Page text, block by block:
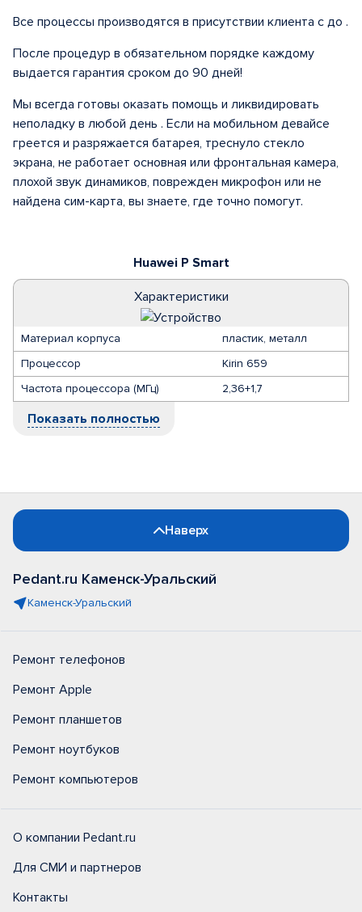
Huawei P Smart
Характеристики
Материал корпуса
пластик, металл
Процессор
Kirin 659
Частота процессора (МГц)
2,36+1,7
Показать полностью
Все процессы производятся в присутствии клиента с до .
После процедур в обязательном порядке каждому
выдается гарантия сроком до 90 дней!
Мы всегда готовы оказать помощь и ликвидировать
неполадку в любой день . Если на мобильном девайсе
греется и разряжается батарея, треснуло стекло
экрана, не работает основная или фронтальная камера,
плохой звук динамиков, поврежден микрофон или не
найдена сим-карта, вы знаете, где точно помогут.
Наверх
Pedant.ru Каменск-Уральский
Каменск-Уральский
Ремонт телефонов
Ремонт Apple
Ремонт планшетов
Ремонт ноутбуков
Ремонт компьютеров
О компании Pedant.ru
Для СМИ и партнеров
Контакты